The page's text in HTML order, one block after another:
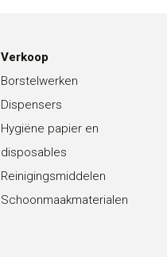
Verkoop
Borstelwerken
Dispensers
Hygiëne papier en
disposables
Reinigingsmiddelen
Schoonmaakmaterialen